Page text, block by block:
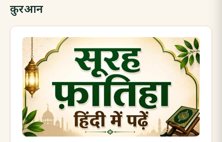
क़ुरआन